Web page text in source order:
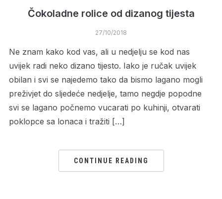
Čokoladne rolice od dizanog tijesta
27/10/2018
Ne znam kako kod vas, ali u nedjelju se kod nas
uvijek radi neko dizano tijesto. Iako je ručak uvijek
obilan i svi se najedemo tako da bismo lagano mogli
preživjet do sljedeće nedjelje, tamo negdje popodne
svi se lagano počnemo vucarati po kuhinji, otvarati
poklopce sa lonaca i tražiti […]
CONTINUE READING